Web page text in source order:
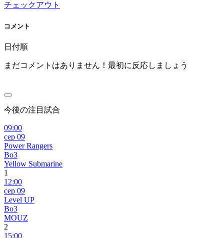
チェックアウト
コメント
日付順
まだコメントはありません！最初に反応しましょう
今後の注目試合
09:00
сер 09
Power Rangers
Bo3
Yellow Submarine
1
12:00
сер 09
Level UP
Bo3
MOUZ
2
15:00